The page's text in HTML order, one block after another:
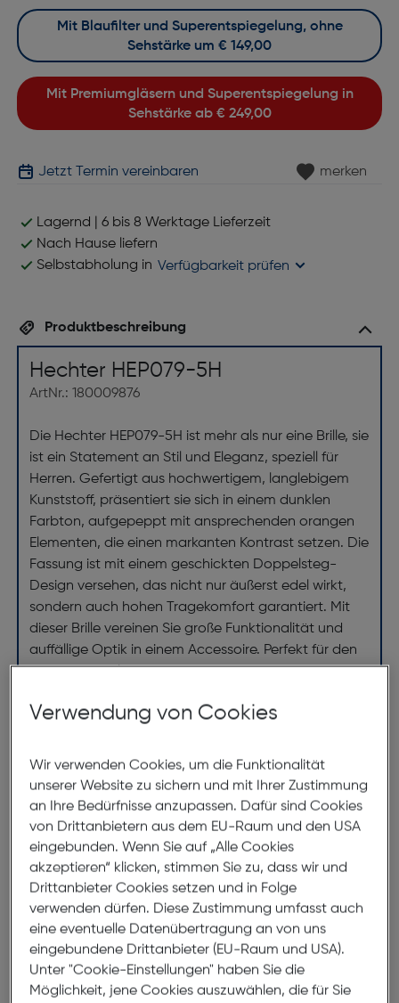
Mit Premiumgläsern und Superentspiegelung in
Sehstärke ab € 249,00
Mit Blaufilter und Superentspiegelung, ohne
Sehstärke um € 149,00
Jetzt Termin vereinbaren merken
Lagernd | 6 bis 8 Werktage Lieferzeit
Nach Hause liefern
Selbstabholung in Verfügbarkeit prüfen
Produktbeschreibung
Hechter HEP079-5H
ArtNr.: 180009876
Die Hechter HEP079-5H ist mehr als nur eine Brille, sie
ist ein Statement an Stil und Eleganz, speziell für
Herren. Gefertigt aus hochwertigem, langlebigem
Kunststoff, präsentiert sie sich in einem dunklen
Farbton, aufgepeppt mit ansprechenden orangen
Elementen, die einen markanten Kontrast setzen. Die
Fassung ist mit einem geschickten Doppelsteg-
Design versehen, das nicht nur äußerst edel wirkt,
sondern auch hohen Tragekomfort garantiert. Mit
dieser Brille vereinen Sie große Funktionalität und
auffällige Optik in einem Accessoire. Perfekt für den
modernen, stilsicheren Mann, setzt die Hechter
Ihnen bewundernde Blicke im Alltag, im Büro oder
Abmessungen
Brillenbreite: 144mm
Steg:13mm
Glasbreite: 60mm
Bügellänge:150mm
(individuell ausrichtbar)
144mm
Verwendung von Cookies
Wir verwenden Cookies, um die Funktionalität
unserer Website zu sichern und mit Ihrer Zustimmung
an Ihre Bedürfnisse anzupassen. Dafür sind Cookies
von Drittanbietern aus dem EU-Raum und den USA
eingebunden. Wenn Sie auf „Alle Cookies
akzeptieren“ klicken, stimmen Sie zu, dass wir und
Drittanbieter Cookies setzen und in Folge
verwenden dürfen. Diese Zustimmung umfasst auch
eine eventuelle Datenübertragung an von uns
eingebundene Drittanbieter (EU-Raum und USA).
Unter "Cookie-Einstellungen" haben Sie die
Möglichkeit, jene Cookies auszuwählen, die für Sie